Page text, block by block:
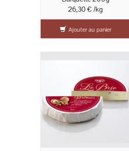
26,30 € /kg
Ajouter au panier